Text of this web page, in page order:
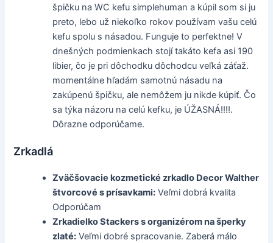
špičku na WC kefu simplehuman a kúpil som si ju
preto, lebo už niekoľko rokov používam vašu celú
kefu spolu s násadou. Funguje to perfektne! V
dnešných podmienkach stojí takáto kefa asi 190
libier, čo je pri dôchodku dôchodcu veľká záťaž.
momentálne hľadám samotnú násadu na
zakúpenú špičku, ale nemôžem ju nikde kúpiť. Čo
sa týka názoru na celú kefku, je ÚŽASNÁ!!!!.
Dôrazne odporúčame.
Zrkadlá
Zväčšovacie kozmetické zrkadlo Decor Walther
štvorcové s prísavkami: Veľmi dobrá kvalita
Odporúčam
Zrkadielko Stackers s organizérom na šperky
zlaté: Veľmi dobré spracovanie. Zaberá málo